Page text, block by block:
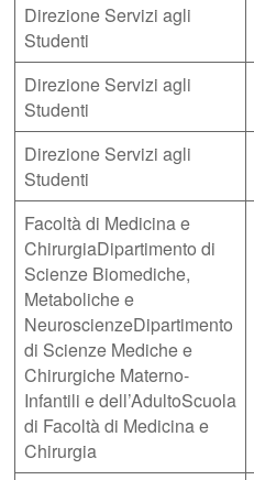
Direzione Servizi agli
Studenti
Direzione Servizi agli
Studenti
Direzione Servizi agli
Studenti
Facoltà di Medicina e
ChirurgiaDipartimento di
Scienze Biomediche,
Metaboliche e
NeuroscienzeDipartimento
di Scienze Mediche e
Chirurgiche Materno-
Infantili e dell’AdultoScuola
di Facoltà di Medicina e
Chirurgia